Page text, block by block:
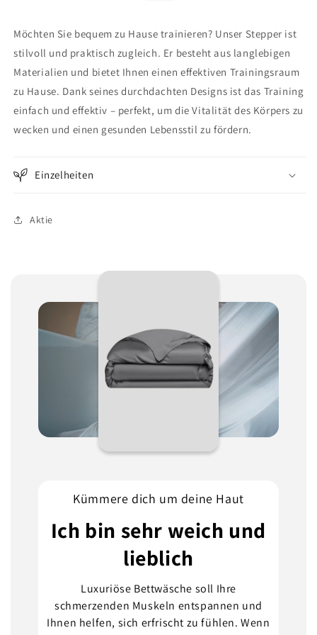
Möchten Sie bequem zu Hause trainieren? Unser Stepper ist
stilvoll und praktisch zugleich. Er besteht aus langlebigen
Materialien und bietet Ihnen einen effektiven Trainingsraum
zu Hause. Dank seines durchdachten Designs ist das Training
einfach und effektiv – perfekt, um die Vitalität des Körpers zu
wecken und einen gesunden Lebensstil zu fördern.
Einzelheiten
Aktie
Kümmere dich um deine Haut
Ich bin sehr weich und
lieblich
Luxuriöse Bettwäsche soll Ihre
schmerzenden Muskeln entspannen und
Ihnen helfen, sich erfrischt zu fühlen. Wenn